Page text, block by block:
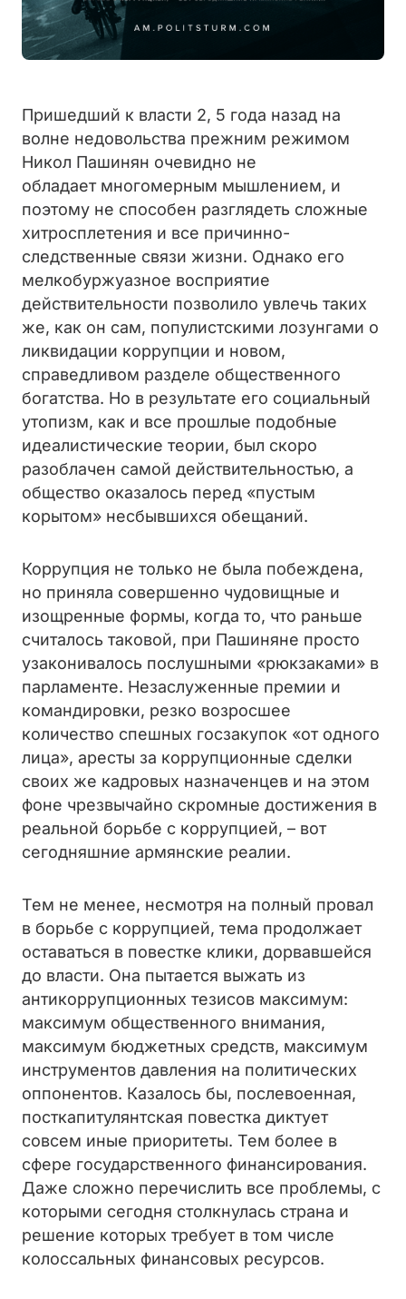
Пришедший к власти 2, 5 года назад на
волне недовольства прежним режимом
Никол Пашинян очевидно не
обладает многомерным мышлением, и
поэтому не способен разглядеть сложные
хитросплетения и все причинно-
следственные связи жизни. Однако его
мелкобуржуазное восприятие
действительности позволило увлечь таких
же, как он сам, популистскими лозунгами о
ликвидации коррупции и новом,
справедливом разделе общественного
богатства. Но в результате его социальный
утопизм, как и все прошлые подобные
идеалистические теории, был скоро
разоблачен самой действительностью, а
общество оказалось перед «пустым
корытом» несбывшихся обещаний.
Коррупция не только не была побеждена,
но приняла совершенно чудовищные и
изощренные формы, когда то, что раньше
считалось таковой, при Пашиняне просто
узаконивалось послушными «рюкзаками» в
парламенте. Незаслуженные премии и
командировки, резко возросшее
количество спешных госзакупок «от одного
лица», аресты за коррупционные сделки
своих же кадровых назначенцев и на этом
фоне чрезвычайно скромные достижения в
реальной борьбе с коррупцией, – вот
сегодняшние армянские реалии.
Тем не менее, несмотря на полный провал
в борьбе с коррупцией, тема продолжает
оставаться в повестке клики, дорвавшейся
до власти. Она пытается выжать из
антикоррупционных тезисов максимум:
максимум общественного внимания,
максимум бюджетных средств, максимум
инструментов давления на политических
оппонентов. Казалось бы, послевоенная,
посткапитулянтская повестка диктует
совсем иные приоритеты. Тем более в
сфере государственного финансирования.
Даже сложно перечислить все проблемы, с
которыми сегодня столкнулась страна и
решение которых требует в том числе
колоссальных финансовых ресурсов.